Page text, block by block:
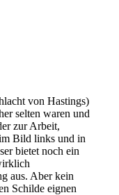
von Hastings)
selten waren und
zur Arbeit,
Bild links und in
bietet noch ein
aus. Aber kein
Schilde eignen